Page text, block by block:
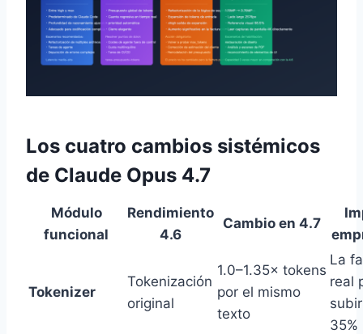
Los cuatro cambios sistémicos
de Claude Opus 4.7
Módulo
funcional
Rendimiento
4.6
Cambio en 4.7
Tokenizer
Tokenización
original
1.0–1.35× tokens
por el mismo
texto
La
real
35%